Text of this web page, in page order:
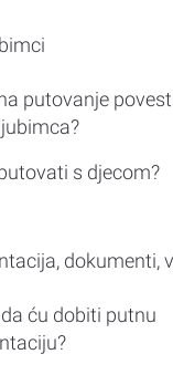
putovanje
s djecom?
dokumenti,
ću dobiti putnu